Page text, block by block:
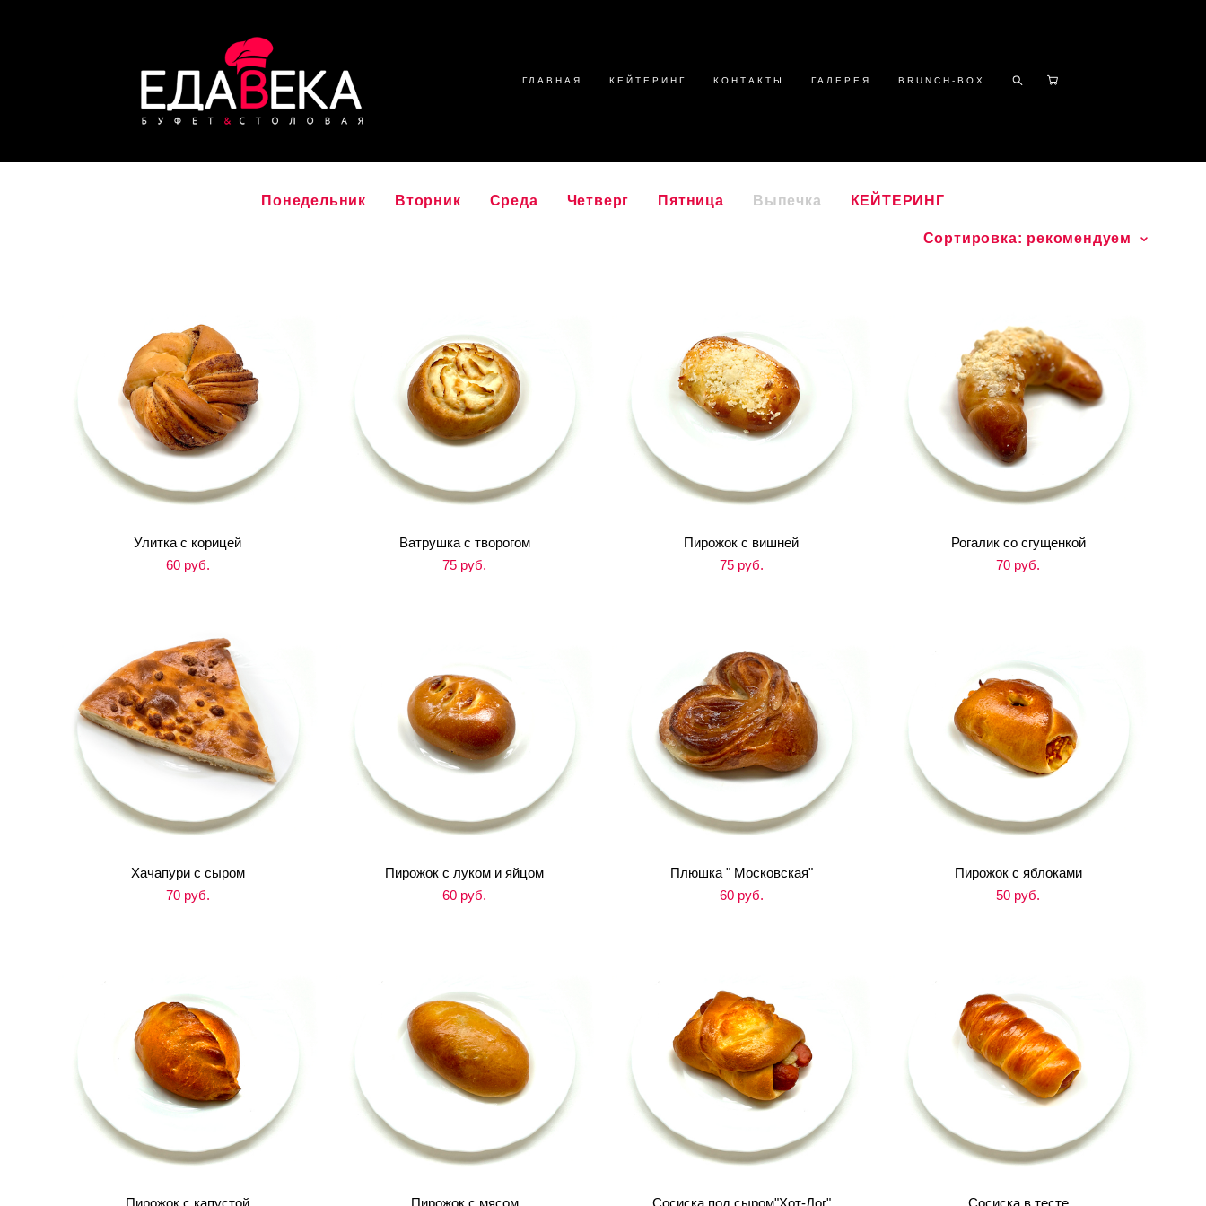
ГЛАВНАЯ КЕЙТЕРИНГ КОНТАКТЫ ГАЛЕРЕЯ BRUNCH-BOX
Понедельник Вторник Среда Четверг Пятница Выпечка КЕЙТЕРИНГ
Сортировка: рекомендуем
Улитка с корицей
60 pуб.
Ватрушка с творогом
75 pуб.
Пирожок с вишней
75 pуб.
Рогалик со сгущенкой
70 pуб.
Хачапури с сыром
70 pуб.
Пирожок с луком и яйцом
60 pуб.
Плюшка " Московская"
60 pуб.
Пирожок с яблоками
50 pуб.
Пирожок с капустой Пирожок с мясом Сосиска под сыром"Хот-Дог" Сосиска в тесте